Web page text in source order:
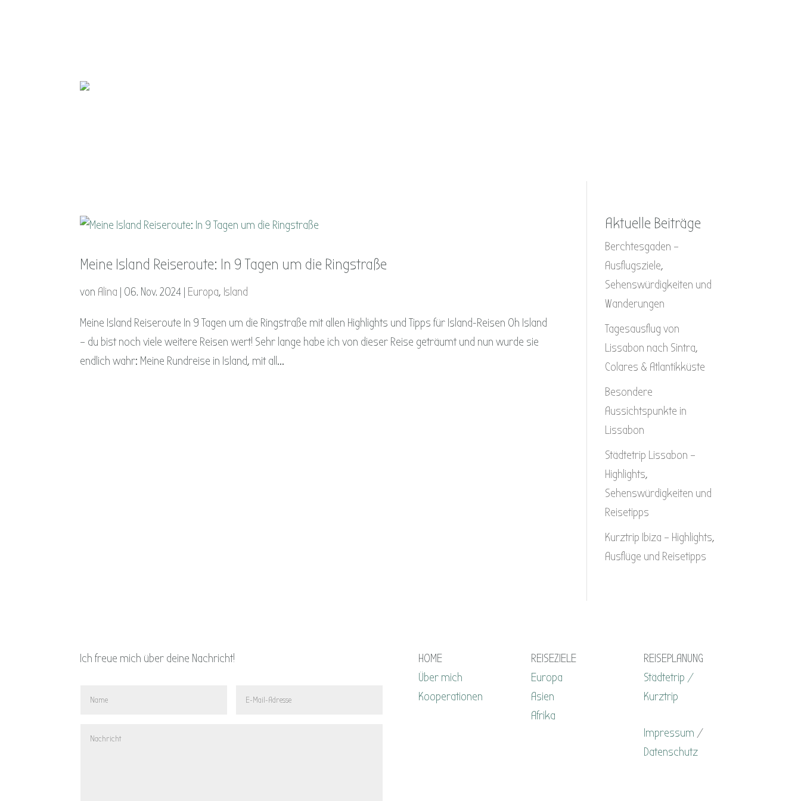
Meine Island Reiseroute: In 9 Tagen um die Ringstraße
von Alina 06. Nov. 2024 Europa, Island
Meine Island Reiseroute In 9 Tagen um die Ringstraße mit allen Highlights und Tipps für Island-Reisen Oh Island
– du bist noch viele weitere Reisen wert! Sehr lange habe ich von dieser Reise geträumt und nun wurde sie
endlich wahr: Meine Rundreise in Island, mit all...
Aktuelle Beiträge
Berchtesgaden –
Ausflugsziele,
Sehenswürdigkeiten und
Wanderungen
Tagesausflug von
Lissabon nach Sintra,
Colares & Atlantikküste
Besondere
Aussichtspunkte in
Lissabon
Städtetrip Lissabon –
Highlights,
Sehenswürdigkeiten und
Reisetipps
Kurztrip Ibiza – Highlights,
Ausflüge und Reisetipps
Ich freue mich über deine Nachricht!
HOME
Über mich
Kooperationen
REISEZIELE
Europa
Asien
Afrika
REISEPLANUNG
Städtetrip /
Kurztrip
Impressum /
Datenschutz